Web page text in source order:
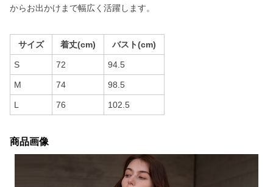
からお出かけまで幅広く活躍します。
サイズ 着丈(cm) バスト(cm)
S 72 94.5
M 74 98.5
L 76 102.5
商品画像